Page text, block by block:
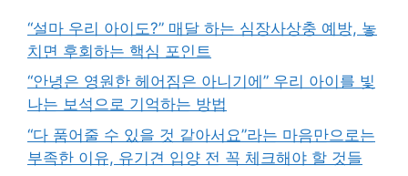
“설마 우리 아이도?” 매달 하는 심장사상충 예방, 놓
치면 후회하는 핵심 포인트
“안녕은 영원한 헤어짐은 아니기에” 우리 아이를 빛
나는 보석으로 기억하는 방법
“다 품어줄 수 있을 것 같아서요”라는 마음만으로는
부족한 이유, 유기견 입양 전 꼭 체크해야 할 것들